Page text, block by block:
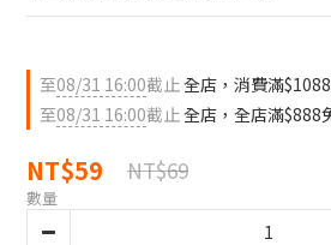
至08/31 16:00截止全店，消費滿
至08/31 16:00截止全店，全店滿$888
NT$59 NT$69
數量